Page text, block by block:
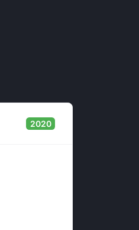
2020